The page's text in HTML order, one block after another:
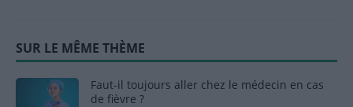
SUR LE MÊME THÈME
Faut-il toujours aller chez le médecin en cas
de fièvre ?